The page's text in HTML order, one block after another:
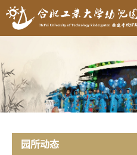
园所动态